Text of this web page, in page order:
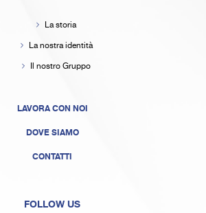
La storia
La nostra identità
Il nostro Gruppo
LAVORA CON NOI
DOVE SIAMO
CONTATTI
FOLLOW US